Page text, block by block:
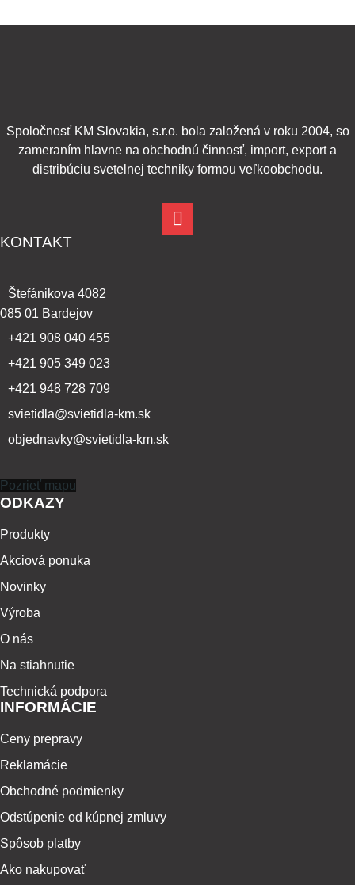
Spoločnosť KM Slovakia, s.r.o. bola založená v roku 2004, so
zameraním hlavne na obchodnú činnosť, import, export a
distribúciu svetelnej techniky formou veľkoobchodu.
KONTAKT
Štefánikova 4082
085 01 Bardejov
+421 908 040 455
+421 905 349 023
+421 948 728 709
svietidla@svietidla-km.sk
objednavky@svietidla-km.sk
Pozrieť mapu
ODKAZY
Produkty
Akciová ponuka
Novinky
Výroba
O nás
Na stiahnutie
Technická podpora
INFORMÁCIE
Ceny prepravy
Reklamácie
Obchodné podmienky
Odstúpenie od kúpnej zmluvy
Spôsob platby
Ako nakupovať